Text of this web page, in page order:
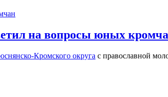
на вопросы юных
Кромского округа с православной